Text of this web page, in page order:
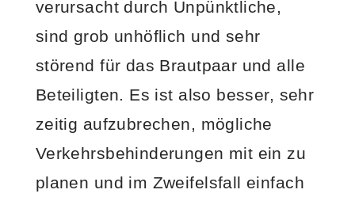
verursacht durch Unpünktliche,
sind grob unhöflich und sehr
störend für das Brautpaar und alle
Beteiligten. Es ist also besser, sehr
zeitig aufzubrechen, mögliche
Verkehrsbehinderungen mit ein zu
planen und im Zweifelsfall einfach